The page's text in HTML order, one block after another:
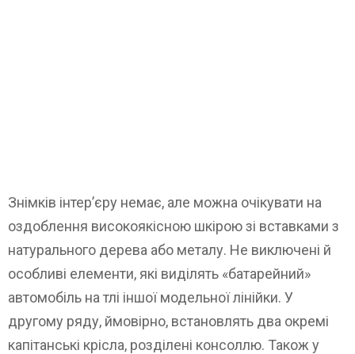
Знімків інтер’єру немає, але можна очікувати на
оздоблення високоякісною шкірою зі вставками з
натурального дерева або металу. Не виключені й
особливі елементи, які виділять «батарейний»
автомобіль на тлі іншої модельної лінійки. У
другому ряду, ймовірно, встановлять два окремі
капітанські крісла, розділені консоллю. Також у